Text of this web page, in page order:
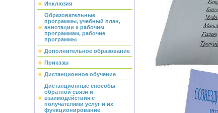
Инклюзия
Образовательные
программы, учебный план,
аннотации к рабочим
программам, рабочие
программы
Дополнительное образование
Приказы
Дистанционное обучение
Дистанционные способы
обратной связи и
взаимодействия с
получателями услуг и их
функционирование